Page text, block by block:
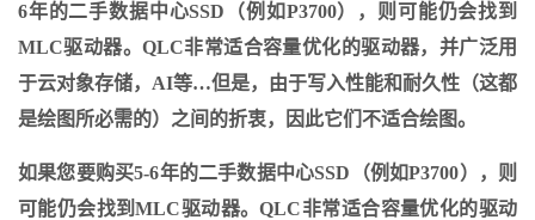
6年的二手数据中心SSD（例如P3700），则可能仍会找到
MLC驱动器。QLC非常适合容量优化的驱动器，并广泛用
于云对象存储，AI等…但是，由于写入性能和耐久性（这都
是绘图所必需的）之间的折衷，因此它们不适合绘图。
如果您要购买5-6年的二手数据中心SSD（例如P3700），则
可能仍会找到MLC驱动器。QLC非常适合容量优化的驱动